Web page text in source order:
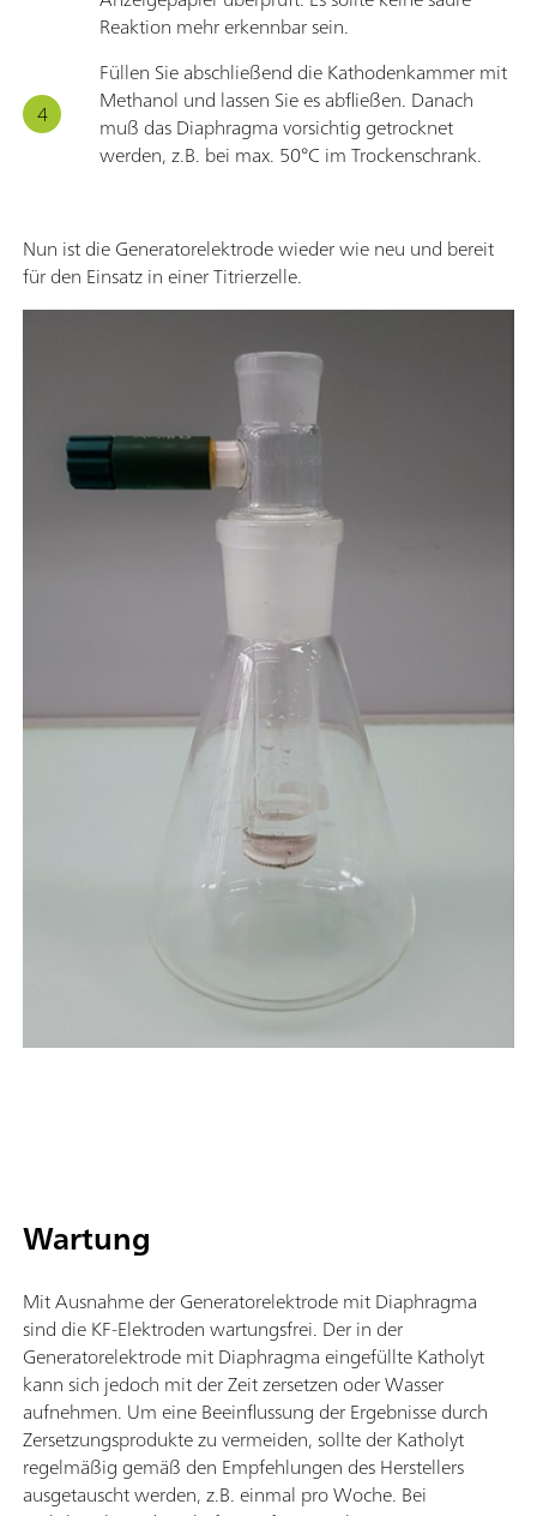
Reaktion mehr erkennbar sein.
Füllen Sie abschließend die Kathodenkammer mit
Methanol und lassen Sie es abfließen. Danach
muß das Diaphragma vorsichtig getrocknet
werden, z.B. bei max. 50°C im Trockenschrank.
Nun ist die Generatorelektrode wieder wie neu und bereit
für den Einsatz in einer Titrierzelle.
Wartung
Mit Ausnahme der Generatorelektrode mit Diaphragma
sind die KF-Elektroden wartungsfrei. Der in der
Generatorelektrode mit Diaphragma eingefüllte Katholyt
kann sich jedoch mit der Zeit zersetzen oder Wasser
aufnehmen. Um eine Beeinflussung der Ergebnisse durch
Zersetzungsprodukte zu vermeiden, sollte der Katholyt
regelmäßig gemäß den Empfehlungen des Herstellers
ausgetauscht werden, z.B. einmal pro Woche. Bei